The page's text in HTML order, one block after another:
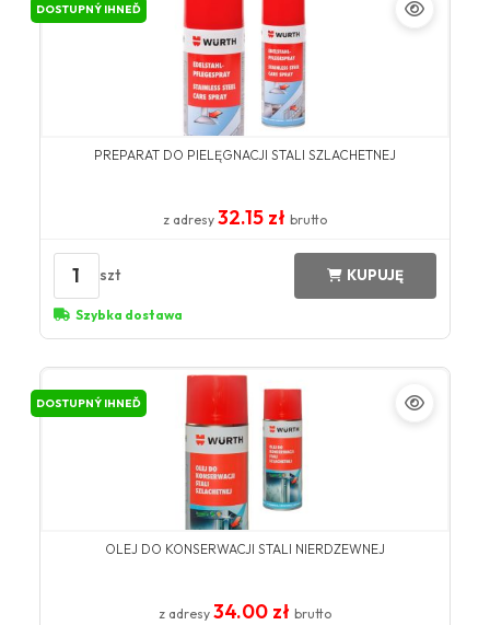
DOSTUPNÝ IHNEĎ
PREPARAT DO PIELĘGNACJI STALI SZLACHETNEJ
z adresy 32.15 zł brutto
1 szt KUPUJĘ
Szybka dostawa
DOSTUPNÝ IHNEĎ
OLEJ DO KONSERWACJI STALI NIERDZEWNEJ
z adresy 34.00 zł brutto